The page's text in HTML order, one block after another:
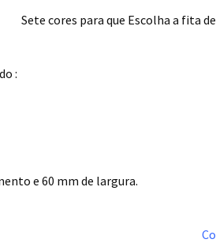
Sete cores para que Escolha a fita
:
e 60 mm de largura.